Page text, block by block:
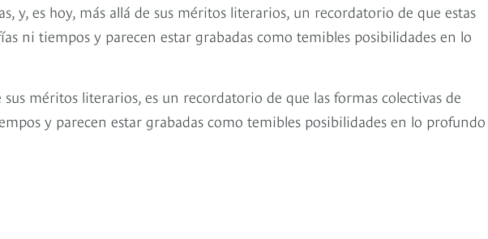
y, es hoy, más allá de sus méritos literarios, un recordatorio de que estas
ni tiempos y parecen estar grabadas como temibles posibilidades en lo
sus méritos literarios, es un recordatorio de que las formas colectivas de
y parecen estar grabadas como temibles posibilidades en lo profundo